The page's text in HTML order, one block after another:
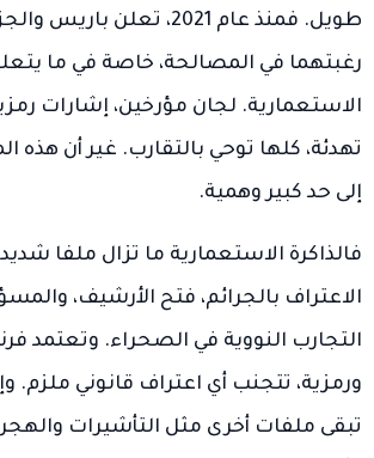
طويل. فمنذ عام 2021، تعلن
رغبتهما في المصالحة، خاصة في ما
الاستعمارية. لجان مؤرخين، إشارات
تهدئة، كلها توحي بالتقارب. غير أن هذه
إلى حد كبير وهمية.
فالذاكرة الاستعمارية ما تزال ملفا
الاعتراف بالجرائم، فتح الأرشيف،
التجارب النووية في الصحراء. وتعتمد
ورمزية، تتجنب أي اعتراف قانوني ملزم.
تبقى ملفات أخرى مثل التأشيرات